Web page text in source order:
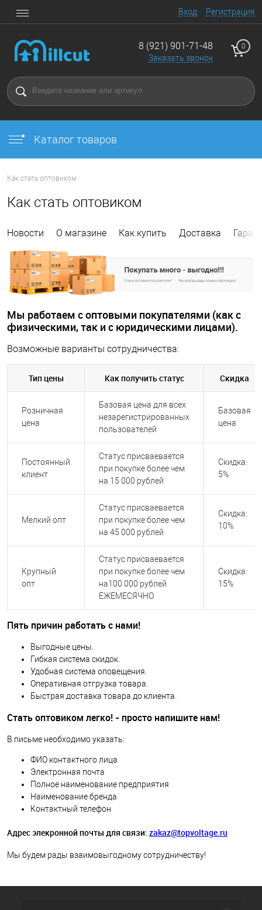
Вход Регистрация
8 (921) 901-71-48
Заказать звонок
0
Каталог товаров
Как стать оптовиком
Как стать оптовиком
Новости О магазине Как купить Доставка
Мы работаем с оптовыми покупателями (как с
физическими, так и с юридическими лицами).
Возможные варианты сотрудничества:
Тип цены Как получить статус Скидка
Розничная
цена
Базовая цена для всех
незарегистрированных
пользователей
Базовая
цена
Постоянный
клиент
Статус присваевается
при покупке более чем
на 15 000 рублей
Скидка:
5%
Мелкий опт
Статус присваевается
при покупке более чем
на 45 000 рублей
Скидка:
10%
Крупный
опт
Статус присваевается
при покупке более чем
на100 000 рублей
ЕЖЕМЕСЯЧНО
Скидка:
15%
Пять причин работать с нами!
Выгодные цены.
Гибкая система скидок.
Удобная система оповещения.
Оперативная отгрузка товара.
Быстрая доставка товара до клиента.
Стать оптовиком легко! - просто напишите нам!
В письме необходимо указать:
ФИО контактного лица
Электронная почта
Полное наименование предприятия
Наименование бренда
Контактный телефон
Адрес элекронной почты для связи: zakaz@topvoltage.ru
Мы будем рады взаимовыгодному сотрудничеству!